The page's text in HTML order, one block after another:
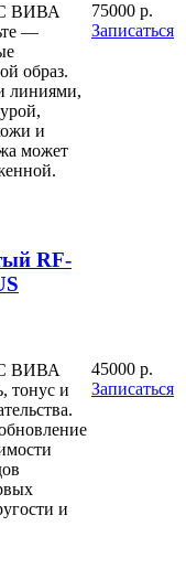
ВИВА
—
образ.
линиями,
и
может
75000 р.
Записаться
RF-
ВИВА
тонус и
и
45000 р.
Записаться